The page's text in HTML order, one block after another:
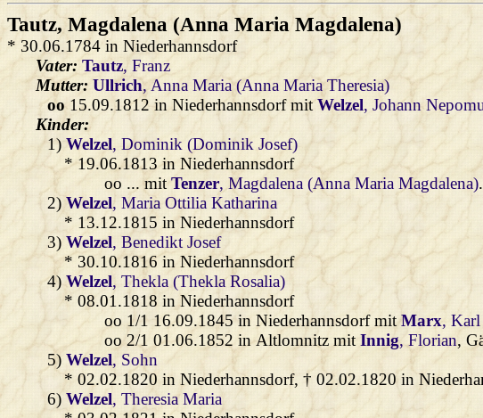
Tautz, Magdalena (Anna Maria Magdalena)
* 30.06.1784 in Niederhannsdorf
Vater: Tautz, Franz
Mutter: Ullrich, Anna Maria (Anna Maria Theresia)
oo15.09.1812 in Niederhannsdorf mitWelzel, Johann
Kinder:
1)Welzel, Dominik (Dominik Josef)
* 19.06.1813 in Niederhannsdorf
oo ... mitTenzer, Magdalena (Anna Maria Magdalena).
2)Welzel, Maria Ottilia Katharina
* 13.12.1815 in Niederhannsdorf
3)Welzel, Benedikt Josef
* 30.10.1816 in Niederhannsdorf
4)Welzel, Thekla (Thekla Rosalia)
* 08.01.1818 in Niederhannsdorf
oo 1/1 16.09.1845 in Niederhannsdorf mitMarx,
oo 2/1 01.06.1852 in Altlomnitz mitInnig, Florian,
5)Welzel, Sohn
* 02.02.1820 in Niederhannsdorf, † 02.02.1820 in
6)Welzel, Theresia Maria